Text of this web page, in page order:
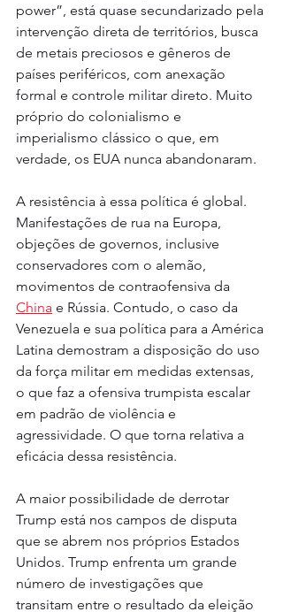
power”, está quase secundarizado pela
intervenção direta de territórios, busca
de metais preciosos e gêneros de
países periféricos, com anexação
formal e controle militar direto. Muito
próprio do colonialismo e
imperialismo clássico o que, em
verdade, os EUA nunca abandonaram.
A resistência à essa política é global.
Manifestações de rua na Europa,
objeções de governos, inclusive
conservadores com o alemão,
movimentos de contraofensiva da
China e Rússia. Contudo, o caso da
Venezuela e sua política para a América
Latina demostram a disposição do uso
da força militar em medidas extensas,
o que faz a ofensiva trumpista escalar
em padrão de violência e
agressividade. O que torna relativa a
eficácia dessa resistência.
A maior possibilidade de derrotar
Trump está nos campos de disputa
que se abrem nos próprios Estados
Unidos. Trump enfrenta um grande
número de investigações que
transitam entre o resultado da eleição